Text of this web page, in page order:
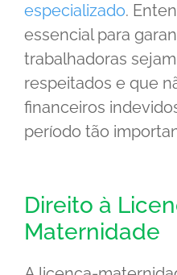
especializado.
essencial para
trabalhadoras
respeitados e que
financeiros
período tão
Direito à
Maternidade